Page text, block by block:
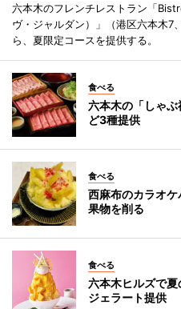
六本木のフレンチレストラン「
ヴ・ジャルダン）」（港区六本木
ら、夏限定コースを提供する。
食べる
六本木の「しゃ
ど3種提供
食べる
西麻布のカラオ
果物を削る
食べる
六本木ヒルズで
ジェラート提供